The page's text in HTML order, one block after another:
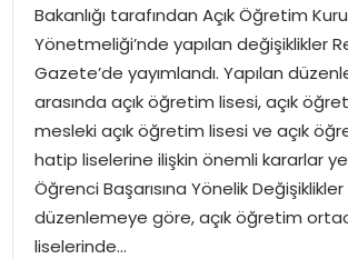
Bakanlığı tarafından Açık Öğretim
Yönetmeliği’nde yapılan değişiklikler
Gazete’de yayımlandı. Yapılan
arasında açık öğretim lisesi, açık
mesleki açık öğretim lisesi ve açık
hatip liselerine ilişkin önemli kararlar
Öğrenci Başarısına Yönelik
düzenlemeye göre, açık öğretim
liselerinde…